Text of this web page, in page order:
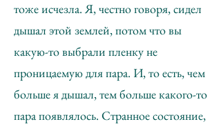
тоже исчезла. Я, честно говоря, сидел
дышал этой землей, потом что вы
какую-то выбрали пленку не
проницаемую для пара. И, то есть, чем
больше я дышал, тем больше какого-то
пара появлялось. Странное состояние,